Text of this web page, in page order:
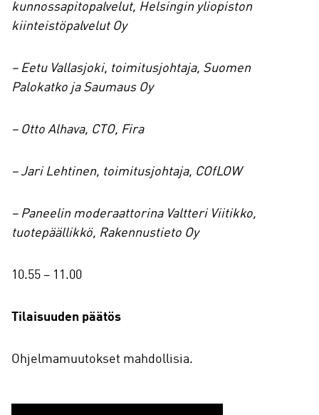
kunnossapitopalvelut, Helsingin yliopiston
kiinteistöpalvelut Oy
– Eetu Vallasjoki, toimitusjohtaja, Suomen
Palokatko ja Saumaus Oy
– Otto Alhava, CTO, Fira
– Jari Lehtinen, toimitusjohtaja, COfLOW
– Paneelin moderaattorina Valtteri Viitikko,
tuotepäällikkö, Rakennustieto Oy
10.55 – 11.00
Tilaisuuden päätös
Ohjelmamuutokset mahdollisia.